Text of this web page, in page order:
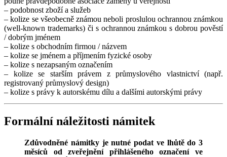
– podobnost zboží a služeb
– kolize se všeobecně známou neboli proslulou ochrannou známkou
(well-known trademarks) či s ochrannou známkou s dobrou pověstí
/ dobrým jménem
– kolize s obchodním firmou / názvem
– kolize se jménem a příjmením fyzické osoby
– kolize s nezapsaným označením
– kolize se starším právem z průmyslového vlastnictví (např.
registrovaný průmyslový design)
– kolize s právy k autorskému dílu a dalšími autorskými právy
Formální náležitosti námitek
Zdůvodněné námitky je nutné podat ve lhůtě do 3
měsíců od zveřejnění přihlášeného označení ve